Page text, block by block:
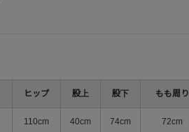
ヒップ 股上 股下 もも周り
110cm 40cm 74cm 72cm